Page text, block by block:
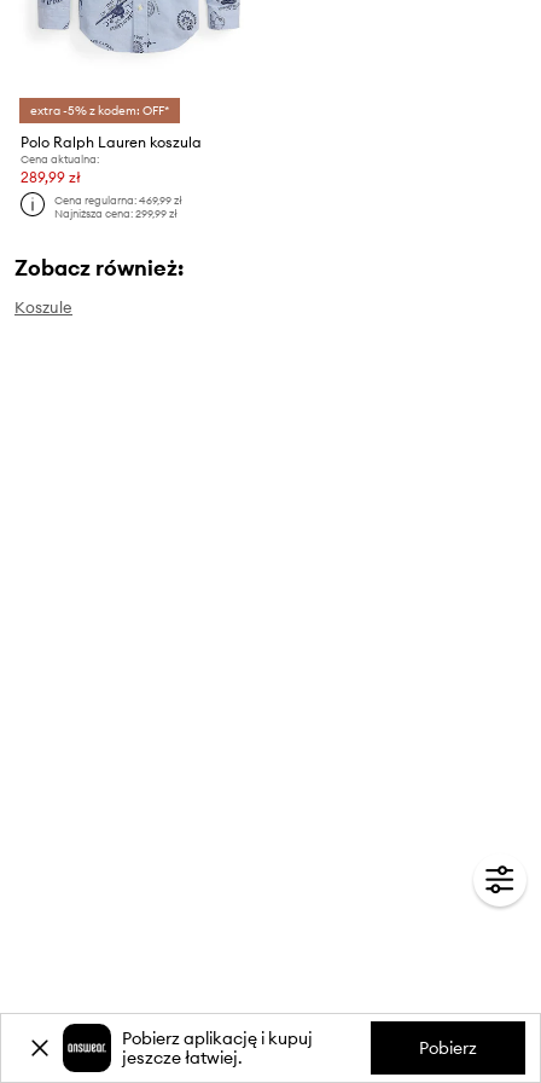
extra -5% z kodem: OFF*
Polo Ralph Lauren koszula
Cena aktualna:
289,99 zł
Cena regularna:469,99 zł
Najniższa cena:299,99 zł
Zobacz również:
Koszule
Pobierz aplikację i kupuj
jeszcze łatwiej.
Pobierz